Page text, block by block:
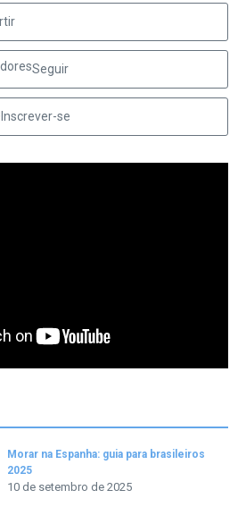
Seguir
Inscrever-se
Morar na Espanha: guia para brasileiros
2025
10 de setembro de 2025